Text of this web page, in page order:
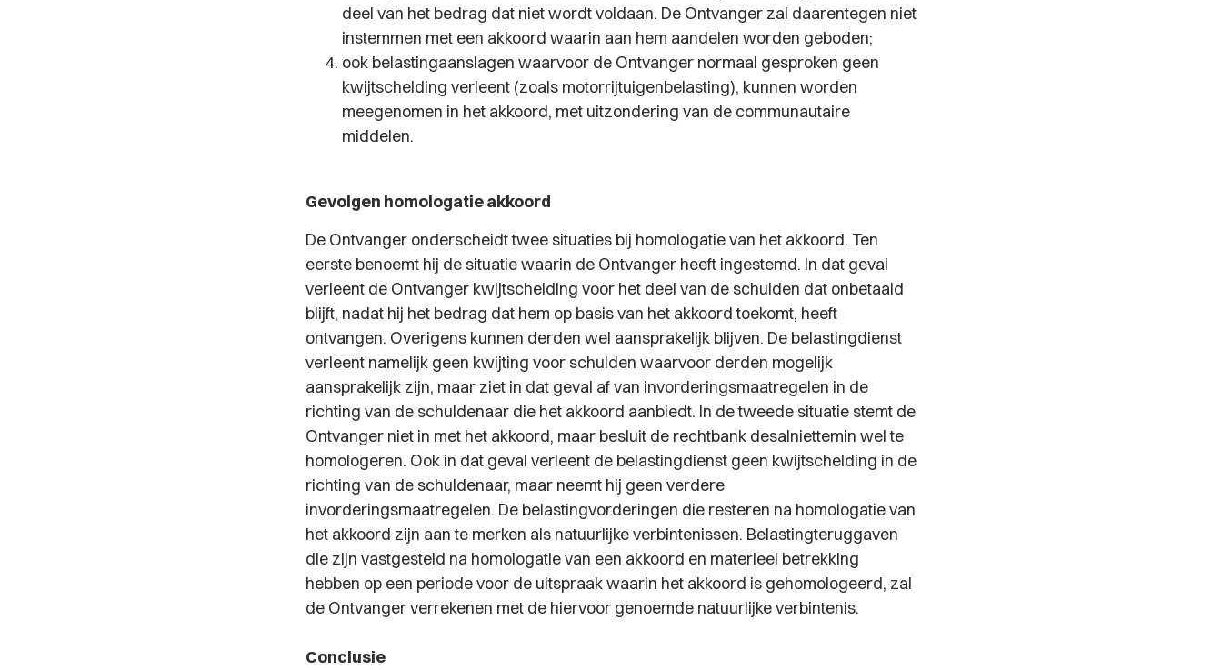
deel van het bedrag dat niet wordt voldaan. De Ontvanger zal daarentegen niet
instemmen met een akkoord waarin aan hem aandelen worden geboden;
ook belastingaanslagen waarvoor de Ontvanger normaal gesproken geen
kwijtschelding verleent (zoals motorrijtuigenbelasting), kunnen worden
meegenomen in het akkoord, met uitzondering van de communautaire
middelen.
Gevolgen homologatie akkoord
De Ontvanger onderscheidt twee situaties bij homologatie van het akkoord. Ten
eerste benoemt hij de situatie waarin de Ontvanger heeft ingestemd. In dat geval
verleent de Ontvanger kwijtschelding voor het deel van de schulden dat onbetaald
blijft, nadat hij het bedrag dat hem op basis van het akkoord toekomt, heeft
ontvangen. Overigens kunnen derden wel aansprakelijk blijven. De belastingdienst
verleent namelijk geen kwijting voor schulden waarvoor derden mogelijk
aansprakelijk zijn, maar ziet in dat geval af van invorderingsmaatregelen in de
richting van de schuldenaar die het akkoord aanbiedt. In de tweede situatie stemt de
Ontvanger niet in met het akkoord, maar besluit de rechtbank desalniettemin wel te
homologeren. Ook in dat geval verleent de belastingdienst geen kwijtschelding in de
richting van de schuldenaar, maar neemt hij geen verdere
invorderingsmaatregelen. De belastingvorderingen die resteren na homologatie van
het akkoord zijn aan te merken als natuurlijke verbintenissen. Belastingteruggaven
die zijn vastgesteld na homologatie van een akkoord en materieel betrekking
hebben op een periode voor de uitspraak waarin het akkoord is gehomologeerd, zal
de Ontvanger verrekenen met de hiervoor genoemde natuurlijke verbintenis.
Conclusie